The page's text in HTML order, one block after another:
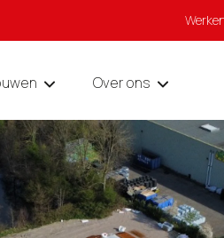
Over ons